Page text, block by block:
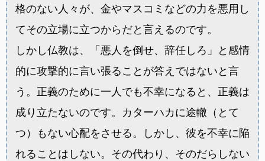
格のない人々が、金やマスコミなどの力を悪用し
てその立場に立つからだと言えるのです。
しかし仏教は、「悪人を倒せ、辞任しろ」と感情
的に攻撃的に言い張ることが答えではないと言
う。正義のために一人でも不幸になると、正義は
成り立たないのです。カターハカに途轍（とて
つ）もない心配をさせる。しかし、彼を不幸に陥
れることはしない。その代わり、そのだらしない